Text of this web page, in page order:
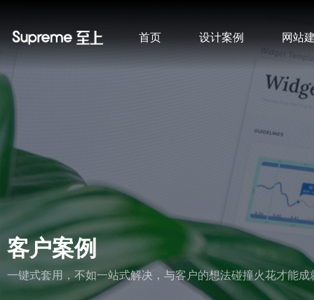
首页 设计案例 网站
客户案例
一键式套用，不如一站式解决，与客户的想法碰撞火花才能成